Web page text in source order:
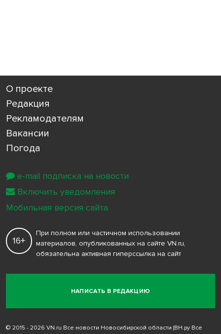
О проекте
Редакция
Рекламодателям
Вакансии
Погода
НАПИСАТЬ В РЕДАКЦИЮ
16+
При полном или частичном использовании
материалов, опубликованных на сайте VN.ru,
обязательна активная гиперссылка на сайт
© 2015 - 2026 VN.ru Все новости Новосибирской области (ВН.ру Все
e-mail подписка на новости
Включить уведомления
Мобильная версия сайта